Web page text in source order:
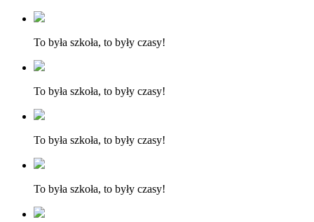
To była szkoła, to były czasy!
To była szkoła, to były czasy!
To była szkoła, to były czasy!
To była szkoła, to były czasy!